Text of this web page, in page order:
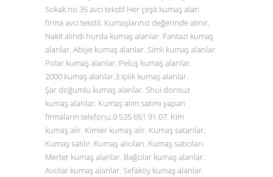
Sokak no 35 avcı tekstil Her çeşit kumaş alan
firma avcı tekstil. Kumaşlarınız değerinde alınır.
Nakit alındı hurda kumaş alanlar. Fantazi kumaş
alanlar. Abiye kumaş alanlar. Simli kumaş alanlar.
Polar kumaş alanlar. Peluş kumaş alanlar.
2000 kumaş alanlar.3 iplik kumaş alanlar.
Şar doğumlu kumaş alanlar. Shui donsuz
kumaş alanlar. Kumaş alım satımı yapan
firmaların telefonu.0 535 651 91 07. Kim
kumaş alır. Kimler kumaş alır. Kumaş satanlar.
Kumaş satılır. Kumaş alıcıları. Kumaş satıcıları.
Merter kumaş alanlar. Bağcılar kumaş alanlar.
Avcılar kumaş alanlar. Sefaköy kumaş alanlar.